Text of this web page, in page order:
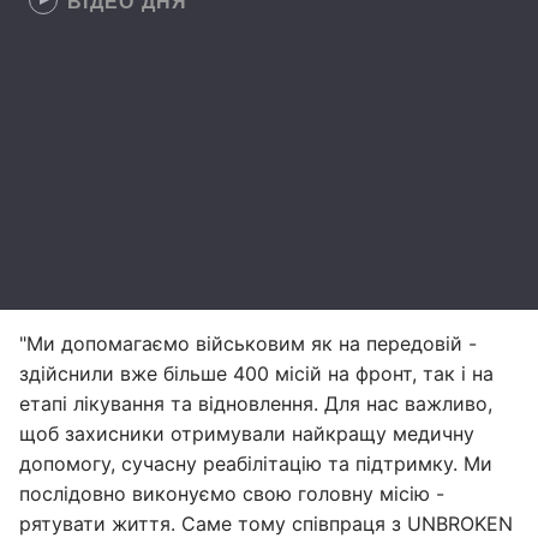
"Ми допомагаємо військовим як на передовій -
здійснили вже більше 400 місій на фронт, так і на
етапі лікування та відновлення. Для нас важливо,
щоб захисники отримували найкращу медичну
допомогу, сучасну реабілітацію та підтримку. Ми
послідовно виконуємо свою головну місію -
рятувати життя. Саме тому співпраця з UNBROKEN